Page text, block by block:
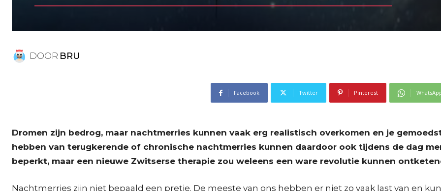
DOOR BRU
Facebook Twitter Pinterest
Dromen zijn bedrog, maar nachtmerries kunnen vaak erg realistisch overkomen en je
hebben van terugkerende of chronische nachtmerries kunnen daardoor ook tijdens de dag
beperkt, maar een nieuwe Zwitserse therapie zou weleens een ware revolutie kunnen
Nachtmerries zijn niet bepaald een pretje. De meeste van ons hebben er niet zo vaak last van en